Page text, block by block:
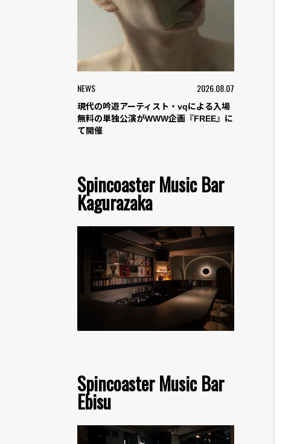
NEWS 2026.08.07
現代の吟遊アーティスト・vqによる入場
無料の単独公演がWWW企画『FREE』に
て開催
Spincoaster Music Bar
Kagurazaka
Spincoaster Music Bar
Ebisu